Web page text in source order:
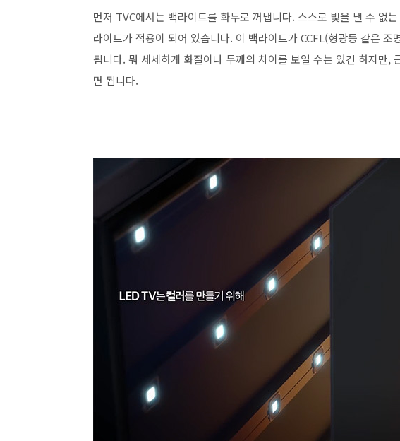
먼저 TVC에서는 백라이트를 화두로 꺼냅니다. 스스로 빛을 낼 수 없
라이트가 적용이 되어 있습니다. 이 백라이트가 CCFL(형광등 같은
됩니다. 뭐 세세하게 화질이나 두께의 차이를 보일 수는 있긴 하지만,
면 됩니다.